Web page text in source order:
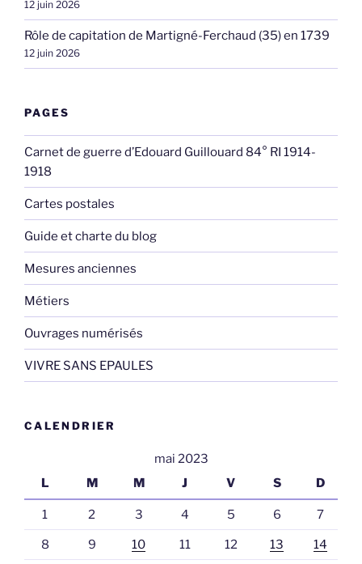
12 juin 2026
Rôle de capitation de Martigné-Ferchaud (35) en 1739
12 juin 2026
PAGES
Carnet de guerre d’Edouard Guillouard 84° RI 1914-
1918
Cartes postales
Guide et charte du blog
Mesures anciennes
Métiers
Ouvrages numérisés
VIVRE SANS EPAULES
CALENDRIER
mai 2023
L
M M J V S D
1 2 3 4 5 6 7
8 9 10 11 12 13 14